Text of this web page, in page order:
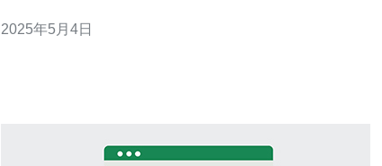
这一需求而设计的。 CN2香港沙田服务器是指位于香港沙
2025年5月4日